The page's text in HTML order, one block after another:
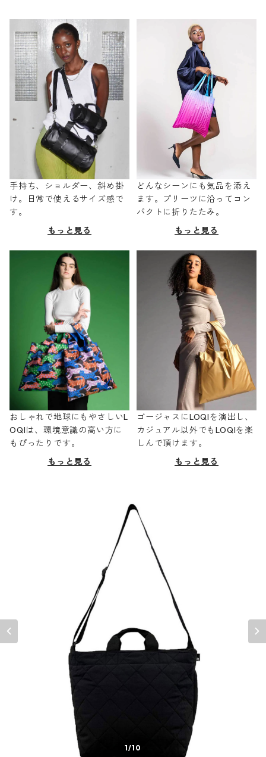
手持ち、ショルダー、斜め掛
け。日常で使えるサイズ感で
す。
もっと見る
どんなシーンにも気品を添え
ます。プリーツに沿ってコン
パクトに折りたたみ。
もっと見る
おしゃれで地球にもやさしいL
OQIは、環境意識の高い方に
もぴったりです。
もっと見る
ゴージャスにLOQIを演出し、
カジュアル以外でもLOQIを楽
しんで頂けます。
もっと見る
1/10